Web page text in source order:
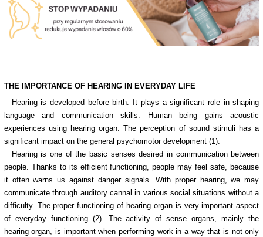
THE IMPORTANCE OF HEARING IN EVERYDAY LIFE
Hearing is developed before birth. It plays a significant role in shaping
language and communication skills. Human being gains acoustic
experiences using hearing organ. The perception of sound stimuli has a
significant impact on the general psychomotor development (1).
Hearing is one of the basic senses desired in communication between
people. Thanks to its efficient functioning, people may feel safe, because
it often warns us against danger signals. With proper hearing, we may
communicate through auditory cannal in various social situations without a
difficulty. The proper functioning of hearing organ is very important aspect
of everyday functioning (2). The activity of sense organs, mainly the
hearing organ, is important when performing work in a way that is not only